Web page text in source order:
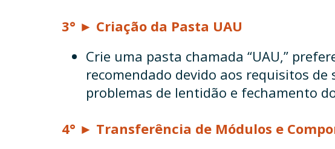
3° ► Criação da Pasta UAU
Crie uma pasta chamada “UAU,”
recomendado devido aos requisitos
problemas de lentidão e fechamento
4° ► Transferência de Módulos e